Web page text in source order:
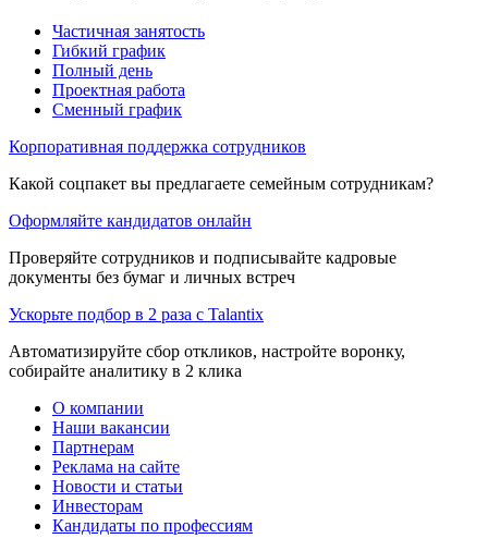
Частичная занятость
Гибкий график
Полный день
Проектная работа
Сменный график
Корпоративная поддержка сотрудников
Какой соцпакет вы предлагаете семейным сотрудникам?
Оформляйте кандидатов онлайн
Проверяйте сотрудников и подписывайте кадровые
документы без бумаг и личных встреч
Ускорьте подбор в 2 раза с Talantix
Автоматизируйте сбор откликов, настройте воронку,
собирайте аналитику в 2 клика
О компании
Наши вакансии
Партнерам
Реклама на сайте
Новости и статьи
Инвесторам
Кандидаты по профессиям